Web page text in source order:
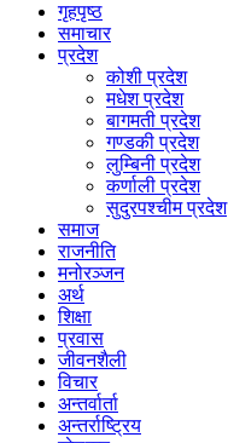
गृहपृष्ठ
समाचार
प्रदेश
कोशी प्रदेश
मधेश प्रदेश
बागमती प्रदेश
गण्डकी प्रदेश
लुम्बिनी प्रदेश
कर्णाली प्रदेश
सुदुरपश्चीम प्रदेश
समाज
राजनीति
मनोरञ्जन
अर्थ
शिक्षा
प्रवास
जीवनशैली
विचार
अन्तर्वार्ता
अन्तर्राष्ट्रिय